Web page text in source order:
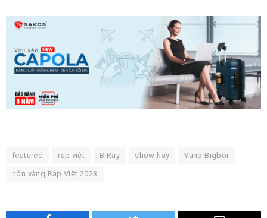
featured rap việt B Ray show hay Yuno Bigboi
nón vàng Rap Việt 2023